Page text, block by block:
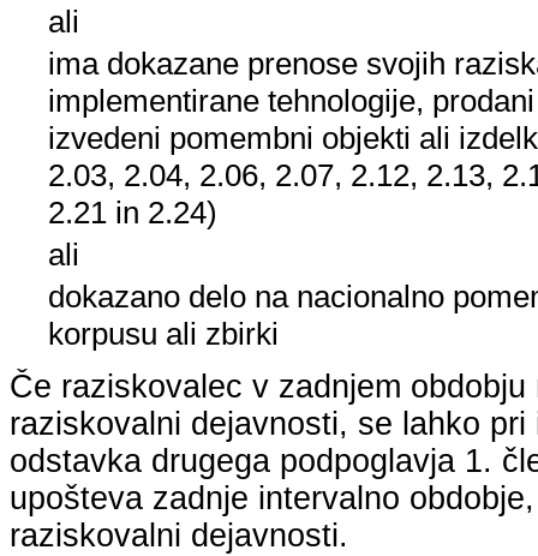
ali
ima dokazane prenose svojih
implementirane tehnologije,
izvedeni pomembni objekti ali
2.03, 2.04, 2.06, 2.07, 2.12, 2.13,
2.21 in 2.24)
ali
dokazano delo na nacionalno
korpusu ali zbirki
Če raziskovalec v zadnjem
raziskovalni dejavnosti, se lahko
odstavka drugega podpoglavja 1.
upošteva zadnje intervalno
raziskovalni dejavnosti.